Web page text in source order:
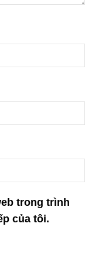
trong trình
của tôi.